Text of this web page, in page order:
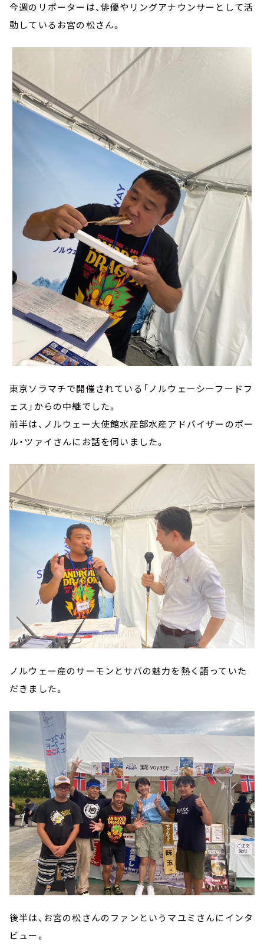
今週のリポーターは、俳優やリングアナウンサーとして活
動しているお宮の松さん。
東京ソラマチで開催されている「ノルウェーシーフードフ
ェス」からの中継でした。
前半は、ノルウェー大使館水産部水産アドバイザーのポー
ル・ツァイさんにお話を伺いました。
ノルウェー産のサーモンとサバの魅力を熱く語っていた
だきました。
後半は、お宮の松さんのファンというマユミさんにインタ
ビュー。